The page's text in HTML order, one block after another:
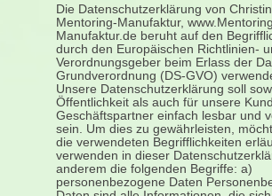
Die Datenschutzerklärung von
Mentoring-Manufaktur,
Manufaktur.de beruht auf den
durch den Europäischen Richtlinien-
Verordnungsgeber beim Erlass der
Grundverordnung (DS-GVO)
Unsere Datenschutzerklärung soll
Öffentlichkeit als auch für unsere
Geschäftspartner einfach lesbar und
sein. Um dies zu gewährleisten,
die verwendeten Begrifflichkeiten
verwenden in dieser
anderem die folgenden Begriffe: a)
personenbezogene Daten